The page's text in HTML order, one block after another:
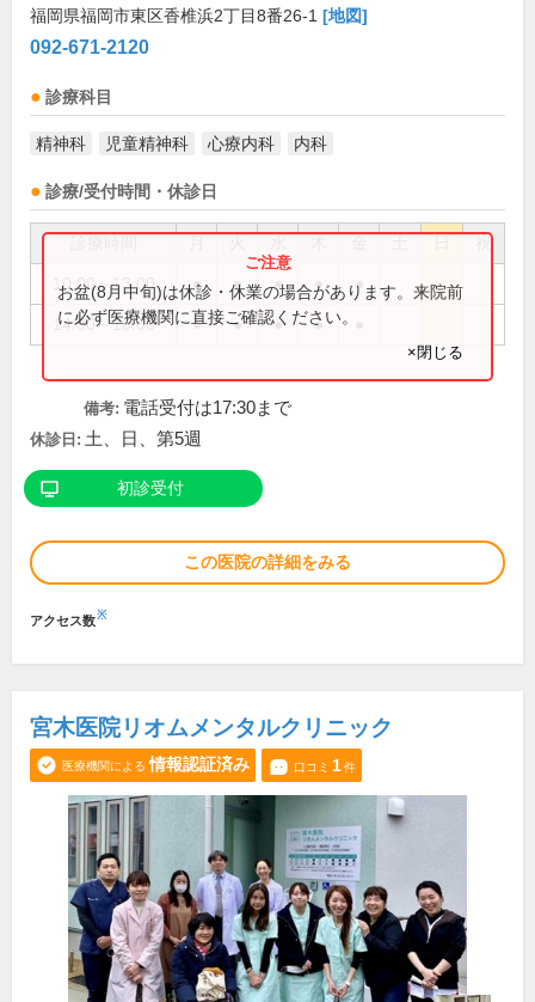
福岡県福岡市東区香椎浜2丁目8番26-1 [地図]
092-671-2120
診療科目
精神科 児童精神科 心療内科 内科
診療/受付時間・休診日
祝
10:00～13:00 ● ● ● ● ●
14:30～18:00 ● ● ● ●
お盆(8月中旬)は休診・休業の場合があります。来院前
に必ず医療機関に直接ご確認ください。
×閉じる
備考: 電話受付は17:30まで
休診日: 土、日、第5週
初診受付
この医院の詳細をみる
アクセス数※
宮木医院リオムメンタルクリニック
医療機関による 情報認証済み 口コミ 1件